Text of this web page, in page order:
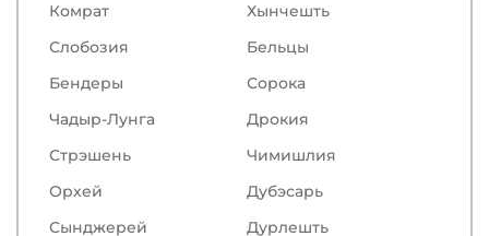
Комрат
Хынчешть
Слобозия
Бельцы
Бендеры
Сорокa
Чадыр-Лунга
Дрокия
Стрэшень
Чимишлия
Орхей
Дубэсарь
Сынджерей
Дурлешть